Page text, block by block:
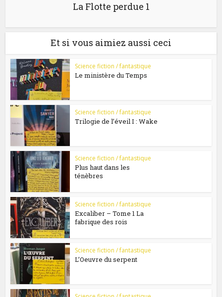
La Flotte perdue 1
Et si vous aimiez aussi ceci
Science fiction / fantastique
Le ministère du Temps
Science fiction / fantastique
Trilogie de l’éveil I : Wake
Science fiction / fantastique
Plus haut dans les
ténèbres
Science fiction / fantastique
Excaliber – Tome 1 La
fabrique des rois
Science fiction / fantastique
L’Oeuvre du serpent